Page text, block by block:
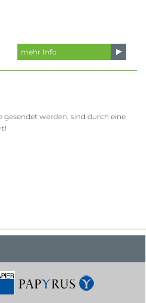
mehr Info
gesendet werden, sind durch eine